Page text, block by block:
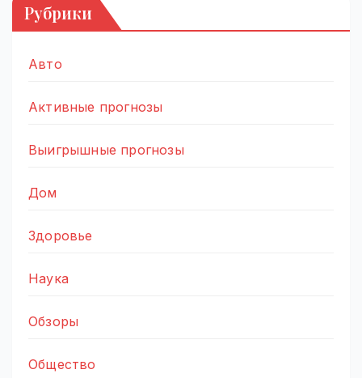
Рубрики
Авто
Активные прогнозы
Выигрышные прогнозы
Дом
Здоровье
Наука
Обзоры
Общество